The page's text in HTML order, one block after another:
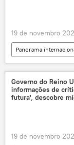
19 de novembro
Panorama
Mundo
eleição
Governo do Reino
informações de
futura', descobre
19 de novembro